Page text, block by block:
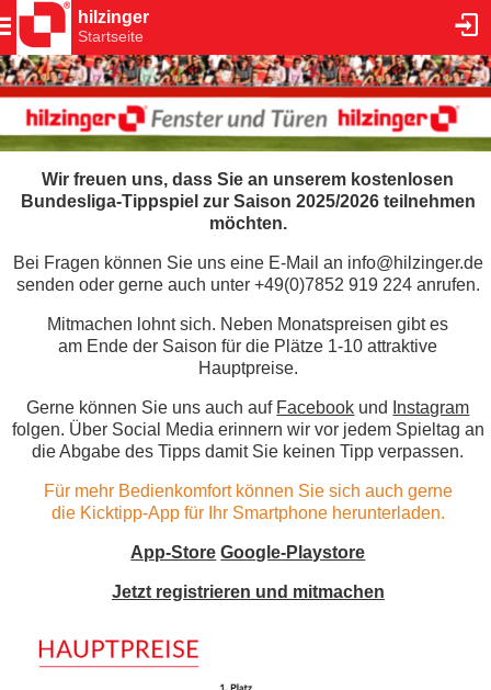
hilzinger
Startseite
Wir freuen uns, dass Sie an unserem kostenlosen
Bundesliga-Tippspiel zur Saison 2025/2026 teilnehmen
möchten.
Bei Fragen können Sie uns eine E-Mail an info@hilzinger.de
senden oder gerne auch unter +49(0)7852 919 224anrufen.
Mitmachen lohnt sich. Neben Monatspreisen gibt es
am Ende der Saison für die Plätze 1-10 attraktive
Hauptpreise.
Gerne können Sie uns auch auf Facebook und
Instagram
folgen. Über Social Media erinnern wir vor jedem Spieltag an
die Abgabe des Tipps damit Sie keinen Tipp verpassen.
Für mehr Bedienkomfort können Sie sich auch gerne
die Kicktipp-App für Ihr Smartphone herunterladen.
App-Store Google-Playstore
Jetzt registrieren und mitmachen